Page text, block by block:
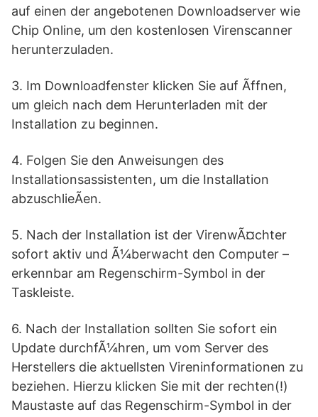
auf einen der angebotenen Downloadserver wie
Chip Online, um den kostenlosen Virenscanner
herunterzuladen.
3. Im Downloadfenster klicken Sie auf Ãffnen,
um gleich nach dem Herunterladen mit der
Installation zu beginnen.
4. Folgen Sie den Anweisungen des
Installationsassistenten, um die Installation
abzuschlieÃen.
5. Nach der Installation ist der VirenwÃ¤chter
sofort aktiv und Ã¼berwacht den Computer –
erkennbar am Regenschirm-Symbol in der
Taskleiste.
6. Nach der Installation sollten Sie sofort ein
Update durchfÃ¼hren, um vom Server des
Herstellers die aktuellsten Vireninformationen zu
beziehen. Hierzu klicken Sie mit der rechten(!)
Maustaste auf das Regenschirm-Symbol in der